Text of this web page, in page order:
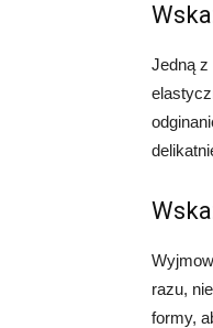
Jedną
razu,
formy,